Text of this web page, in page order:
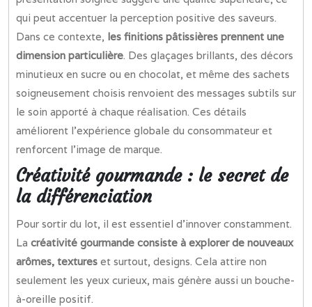
qui peut accentuer la perception positive des saveurs.
Dans ce contexte, les finitions pâtissières prennent une
dimension particulière. Des glaçages brillants, des décors
minutieux en sucre ou en chocolat, et même des sachets
soigneusement choisis renvoient des messages subtils sur
le soin apporté à chaque réalisation. Ces détails
améliorent l’expérience globale du consommateur et
renforcent l’image de marque.
Créativité gourmande : le secret de
la différenciation
Pour sortir du lot, il est essentiel d’innover constamment.
La créativité gourmande consiste à explorer de nouveaux
arômes, textures et surtout, designs. Cela attire non
seulement les yeux curieux, mais génère aussi un bouche-
à-oreille positif.